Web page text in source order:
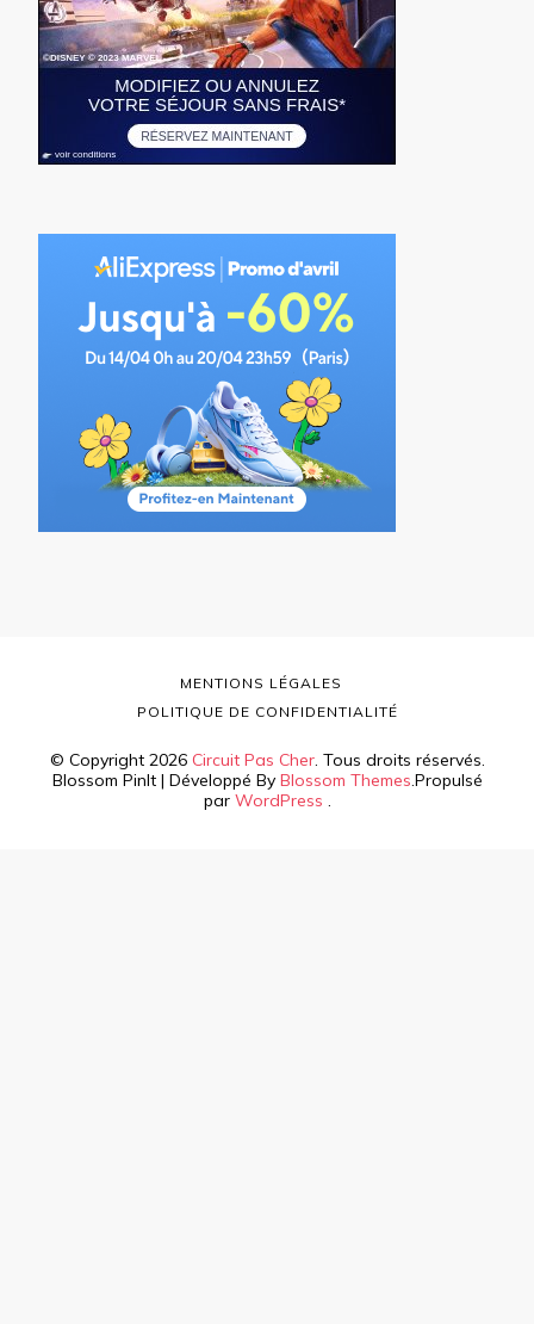
© Copyright 2026 Circuit Pas Cher. Tous droits réservés.
Blossom PinIt | Développé By Blossom Themes .Propulsé
par WordPress
MENTIONS LÉGALES
POLITIQUE DE CONFIDENTIALITÉ